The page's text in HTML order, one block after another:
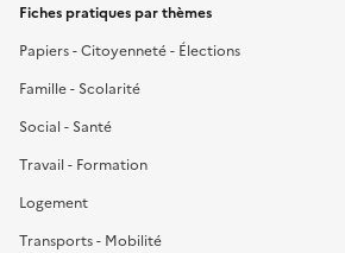
Fiches pratiques par thèmes
Papiers - Citoyenneté - Élections
Famille - Scolarité
Social - Santé
Travail - Formation
Logement
Transports - Mobilité